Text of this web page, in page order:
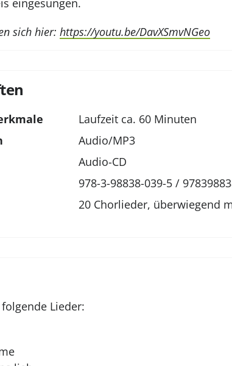
eingesungen.
sich hier:https://youtu.be/DavXSmvNGeo
Laufzeit ca. 60 Minuten
Audio/MP3
Audio-CD
978-3-98838-039-5 /
20 Chorlieder, überwiegend
Lieder: